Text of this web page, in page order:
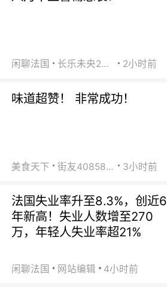
闲聊法国 长乐未央2015 2小时前
味道超赞！ 非常成功！
美食天下 街友40858442 3小时前
法国失业率升至8.3%，创近6
年新高！失业人数增至270
万，年轻人失业率超21%
闲聊法国 网站编辑 4小时前